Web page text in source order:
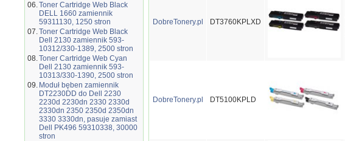
06.Toner Cartridge Web Black
DELL 1660 zamiennik
59311130, 1250 stron
07.Toner Cartridge Web Black
Dell 2130 zamiennik 593-
10312/330-1389, 2500 stron
08.Toner Cartridge Web Cyan
Dell 2130 zamiennik 593-
10313/330-1390, 2500 stron
09. Moduł bęben zamiennik
DT2230DD do Dell 2230
2230d 2230dn 2330 2330d
2330dn 2350 2350d 2350dn
3330 3330dn, pasuje zamiast
Dell PK496 59310338, 30000
stron
DobreTonery.pl DT3760KPLXD
DobreTonery.pl DT5100KPLD